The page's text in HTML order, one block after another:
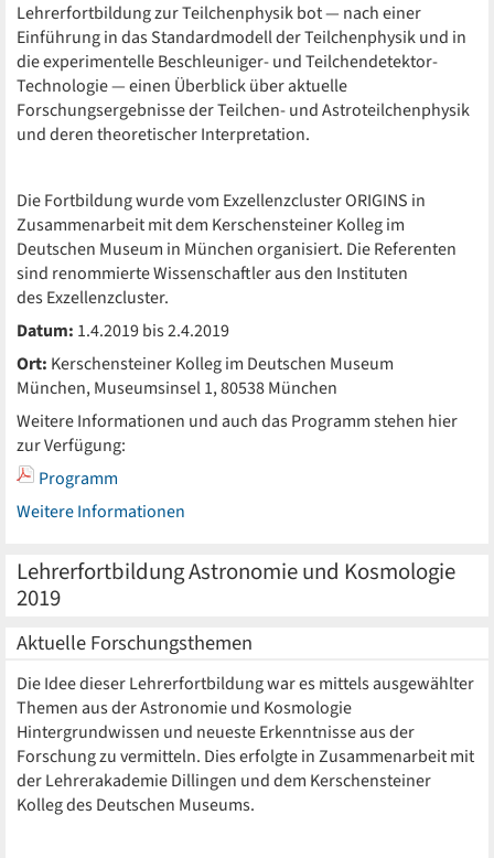
Lehrerfortbildung zur Teilchenphysik bot — nach einer
Einführung in das Standardmodell der Teilchenphysik und in
die experimentelle Beschleuniger- und Teilchendetektor-
Technologie — einen Überblick über aktuelle
Forschungsergebnisse der Teilchen- und Astroteilchenphysik
und deren theoretischer Interpretation.
Die Fortbildung wurde vom Exzellenzcluster ORIGINS in
Zusammenarbeit mit dem Kerschensteiner Kolleg im
Deutschen Museum in München organisiert. Die Referenten
sind renommierte Wissenschaftler aus den Instituten
des Exzellenzcluster.
Datum: 1.4.2019 bis 2.4.2019
Ort: Kerschensteiner Kolleg im Deutschen Museum
München, Museumsinsel 1, 80538 München
Weitere Informationen und auch das Programm stehen hier
zur Verfügung:
Programm
Weitere Informationen
Lehrerfortbildung Astronomie und Kosmologie
2019
Aktuelle Forschungsthemen
Die Idee dieser Lehrerfortbildung war es mittels ausgewählter
Themen aus der Astronomie und Kosmologie
Hintergrundwissen und neueste Erkenntnisse aus der
Forschung zu vermitteln. Dies erfolgte in Zusammenarbeit mit
der Lehrerakademie Dillingen und dem Kerschensteiner
Kolleg des Deutschen Museums.